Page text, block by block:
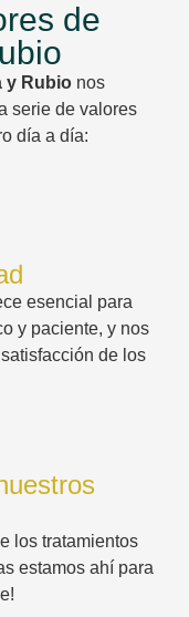
de
y Rubio nos
serie de valores
día a día:
esencial para
y paciente, y nos
de los
los tratamientos
estamos ahí para